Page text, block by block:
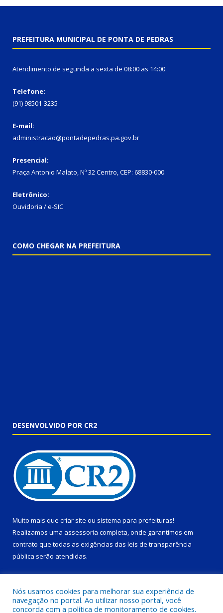
PREFEITURA MUNICIPAL DE PONTA DE PEDRAS
Atendimento de segunda a sexta de 08:00 as 14:00
Telefone:
(91) 98501-3235
E-mail:
administracao@pontadepedras.pa.gov.br
Presencial:
Praça Antonio Malato, Nº 32 Centro, CEP: 68830-000
Eletrônico:
Ouvidoria / e-SIC
COMO CHEGAR NA PREFEITURA
DESENVOLVIDO POR CR2
Muito mais que criar site ou sistema para prefeituras!
Realizamos uma assessoria completa, onde garantimos em
contrato que todas as exigências das leis de transparência
pública serão atendidas.
Nós usamos cookies para melhorar sua experiência de
navegação no portal. Ao utilizar nosso portal, você
concorda com a política de monitoramento de cookies.